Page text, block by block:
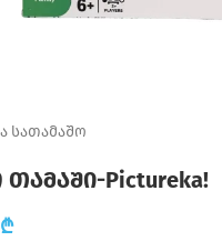
სათამაშო
Pictureka!
₾